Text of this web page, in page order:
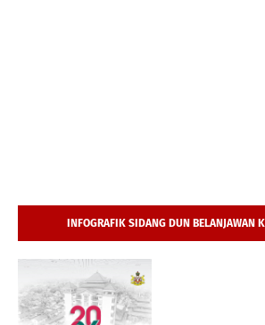
INFOGRAFIK SIDANG DUN BELANJAWAN